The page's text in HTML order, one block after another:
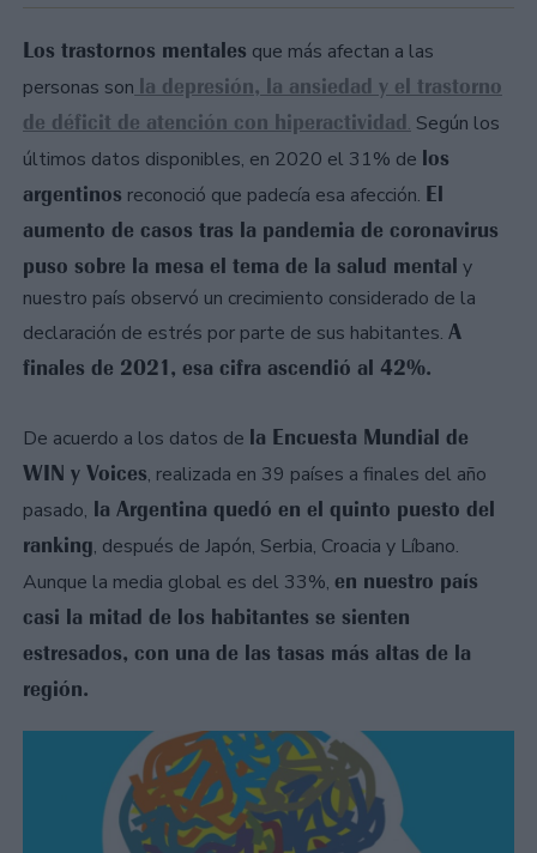
Los trastornos mentales que más afectan a las
personas son la depresión, la ansiedad y el trastorno
de déficit de atención con hiperactividad. Según los
últimos datos disponibles, en 2020 el 31% de los
argentinos reconoció que padecía esa afección. El
aumento de casos tras la pandemia de coronavirus
puso sobre la mesa el tema de la salud mental y
nuestro país observó un crecimiento considerado de la
declaración de estrés por parte de sus habitantes. A
finales de 2021, esa cifra ascendió al 42%.
De acuerdo a los datos de la Encuesta Mundial de
WIN y Voices, realizada en 39 países a finales del año
pasado, la Argentina quedó en el quinto puesto del
ranking, después de Japón, Serbia, Croacia y Líbano.
Aunque la media global es del 33%, en nuestro país
casi la mitad de los habitantes se sienten
estresados, con una de las tasas más altas de la
región.